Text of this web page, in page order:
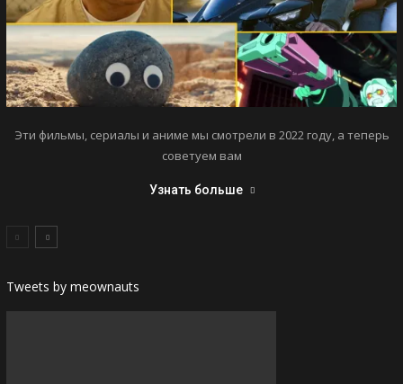
Эти фильмы, сериалы и аниме мы смотрели в 2022 году, а теперь
советуем вам
Узнать больше
Tweets by meownauts